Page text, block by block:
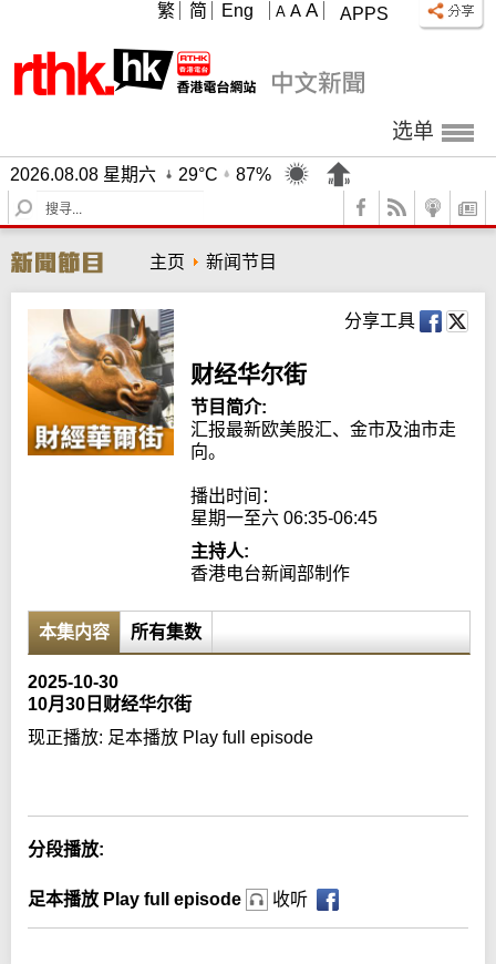
APPS
A A A
繁 简 Eng
选单
2026.08.08 星期六 29°C
87%
S
e
r
c
h
主页 新闻节目
分享工具
财经华尔街
节目简介:
汇报最新欧美股汇、金市及油市走
向。
播出时间：
星期一至六 06:35-06:45
主持人:
香港电台新闻部制作
本集内容 所有集数
2025-10-30
10月30日财经华尔街
现正播放: 足本播放 Play full episode
分段播放:
足本播放 Play full episode 收听